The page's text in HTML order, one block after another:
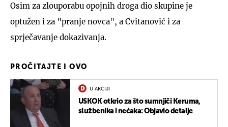
Osim za zlouporabu opojnih droga dio skupine je
optužen i za "pranje novca", a Cvitanović i za
sprječavanje dokazivanja.
PROČITAJTE I OVO
U AKCIJI
USKOK otkrio za što sumnjiči Keruma,
službenika i nećaka: Objavio detalje